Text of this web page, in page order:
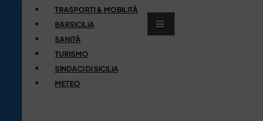
TRASPORTI & MOBILITÀ
BARSICILIA
SANITÀ
TURISMO
SINDACI DI SICILIA
METEO